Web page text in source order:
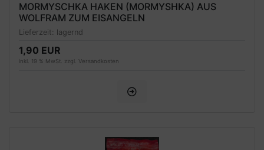
MORMYSCHKA HAKEN (MORMYSHKA) AUS
WOLFRAM ZUM EISANGELN
Lieferzeit: lagernd
1,90 EUR
inkl. 19 % MwSt. zzgl. Versandkosten